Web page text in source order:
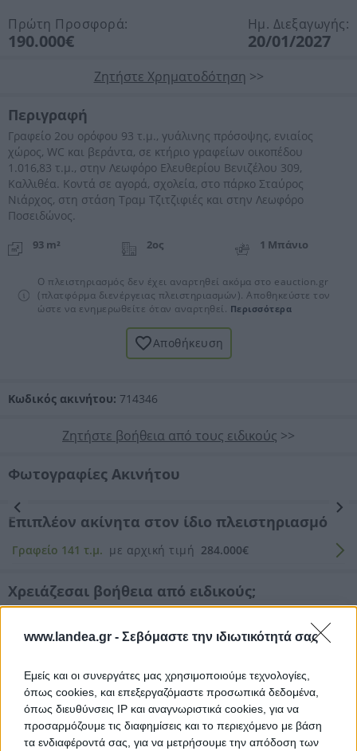
www.landea.gr - Σεβόμαστε την ιδιωτικότητά σας
Εμείς και οι συνεργάτες μας χρησιμοποιούμε τεχνολογίες,
όπως cookies, και επεξεργαζόμαστε προσωπικά δεδομένα,
όπως διευθύνσεις IP και αναγνωριστικά cookies, για να
προσαρμόζουμε τις διαφημίσεις και το περιεχόμενο με βάση
τα ενδιαφέροντά σας, για να μετρήσουμε την απόδοση των
Πρώτη Προσφορά:
190.000€
Ημ. Διεξαγωγής:
20/01/2027
Ζητήστε Χρηματοδότηση >>
Περιγραφή
Γραφείο 2ου ορόφου 93 τ.μ., γυάλινης πρόσοψης, ενιαίος
χώρος, WC και βεράντα, σε κτήριο γραφείων οικοπέδου
1.016,83 τ.μ., στην Λεωφόρο Ελευθερίου Βενιζέλου 309,
Καλλιθέα. Κοντά σε αγορά, σχολεία, στο πάρκο Σταύρος
Νιάρχος, στη στάση Τραμ Τζιτζιφιές και στην Λεωφόρο
Ποσειδώνος.
93 m² 2ος 1 Μπάνιο
Ο πλειστηριασμός δεν έχει αναρτηθεί ακόμα στο eauction.gr
(πλατφόρμα διενέργειας πλειστηριασμών). Αποθηκεύστε τον
ώστε να ενημερωθείτε όταν αναρτηθεί. Περισσότερα
Αποθήκευση
Κωδικός ακινήτου: 714346
Ζητήστε βοήθεια από τους ειδικούς >>
Φωτογραφίες Ακινήτου
Προηγούμενη
Επόμενη
Επιπλέον ακίνητα στον ίδιο πλειστηριασμό
Γραφείο 141 τ.μ. με αρχική τιμή 284.000€
Χρειάζεσαι βοήθεια από ειδικούς;
σε πλειστηριασμό (αίτηση/ διενέργεια)
Νομικός έλεγχος
Συντονισμός νομικών ενεργειών
Τεχνικός έλεγχος και εκτίμηση
εμπορικής αξίας ακινήτου